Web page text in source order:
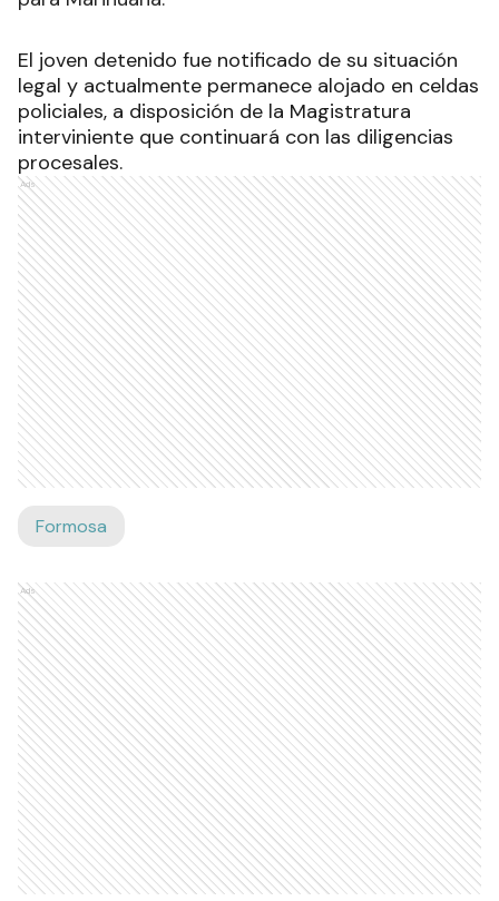
El joven detenido fue notificado de su situación
legal y actualmente permanece alojado en celdas
policiales, a disposición de la Magistratura
interviniente que continuará con las diligencias
procesales.
Ads
Formosa
Ads